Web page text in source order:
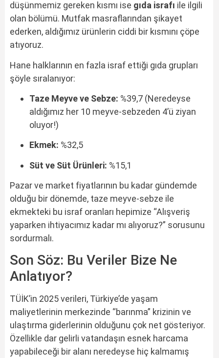
düşünmemiz gereken kısmı ise gıda israfı ile ilgili
olan bölümü. Mutfak masraflarından şikayet
ederken, aldığımız ürünlerin ciddi bir kısmını çöpe
atıyoruz.
Hane halklarının en fazla israf ettiği gıda grupları
şöyle sıralanıyor:
Taze Meyve ve Sebze: %39,7 (Neredeyse
aldığımız her 10 meyve-sebzeden 4’ü ziyan
oluyor!)
Ekmek: %32,5
Süt ve Süt Ürünleri: %15,1
Pazar ve market fiyatlarının bu kadar gündemde
olduğu bir dönemde, taze meyve-sebze ile
ekmekteki bu israf oranları hepimize “Alışveriş
yaparken ihtiyacımız kadar mı alıyoruz?” sorusunu
sordurmalı.
Son Söz: Bu Veriler Bize Ne
Anlatıyor?
TÜİK’in 2025 verileri, Türkiye’de yaşam
maliyetlerinin merkezinde “barınma” krizinin ve
ulaştırma giderlerinin olduğunu çok net gösteriyor.
Özellikle dar gelirli vatandaşın esnek harcama
yapabileceği bir alanı neredeyse hiç kalmamış